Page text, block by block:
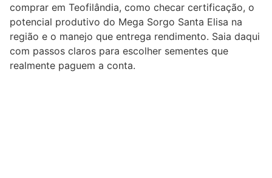
comprar em Teofilândia, como checar certificação, o
potencial produtivo do Mega Sorgo Santa Elisa na
região e o manejo que entrega rendimento. Saia daqui
com passos claros para escolher sementes que
realmente paguem a conta.